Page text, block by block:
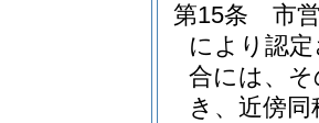
第15条
市
により認
合には、
き、近傍